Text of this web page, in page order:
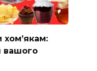
хом’якам:
вашого